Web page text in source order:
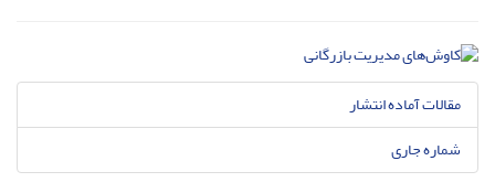
مقالات آماده انتشار
شماره جاری